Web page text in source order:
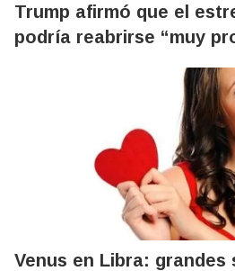
Trump afirmó que el
podría reabrirse “muy
Venus en Libra: grandes